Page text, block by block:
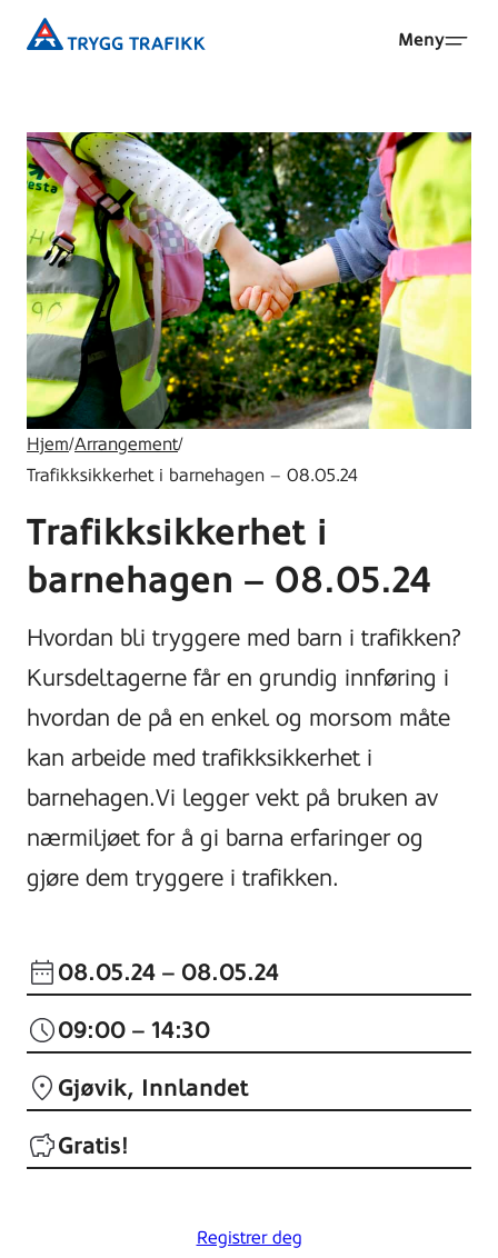
Trygg
Meny
Hjem/Arrangement/
Trafikksikkerhet i barnehagen – 08.05.24
Trafikksikkerhet i
barnehagen – 08.05.24
Hvordan bli tryggere med barn i trafikken?
Kursdeltagerne får en grundig innføring i
hvordan de på en enkel og morsom måte
kan arbeide med trafikksikkerhet i
barnehagen.Vi legger vekt på bruken av
nærmiljøet for å gi barna erfaringer og
gjøre dem tryggere i trafikken.
08.05.24 – 08.05.24
09:00 – 14:30
Gjøvik Innlandet
Gratis!
Registrer deg